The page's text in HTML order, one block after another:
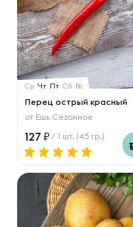
Ср Чт Пт Сб Вс
Перец острый красный
от Ешь Сезонное
127 / 1 шт. (45 гр.)